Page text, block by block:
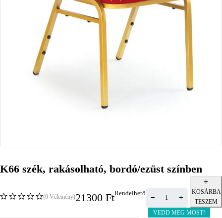
K66 szék, rakásolható, bordó/ezüst színben
(0 Vélemény)21300 FtRendelhető
KOSÁRBA
TESZEM
VEDD MEG MOST!